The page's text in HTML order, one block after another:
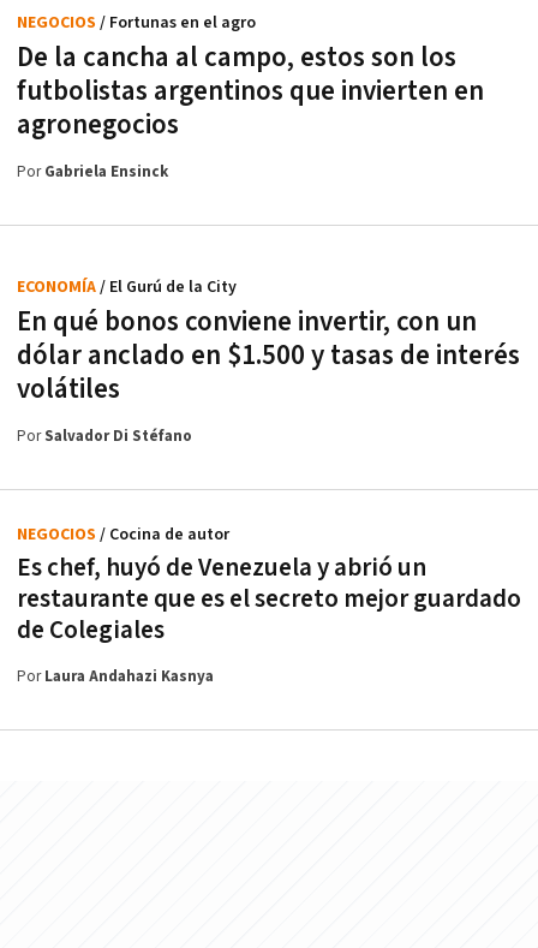
De la cancha al campo, estos son los
futbolistas argentinos que invierten en
agronegocios
NEGOCIOS / Fortunas en el agro
PorGabriela Ensinck
En qué bonos conviene invertir, con un
dólar anclado en $1.500 y tasas de interés
volátiles
ECONOMÍA/ El Gurú de la City
PorSalvador Di Stéfano
Es chef, huyó de Venezuela y abrió un
restaurante que es el secreto mejor guardado
de Colegiales
NEGOCIOS / Cocina de autor
PorLaura Andahazi Kasnya